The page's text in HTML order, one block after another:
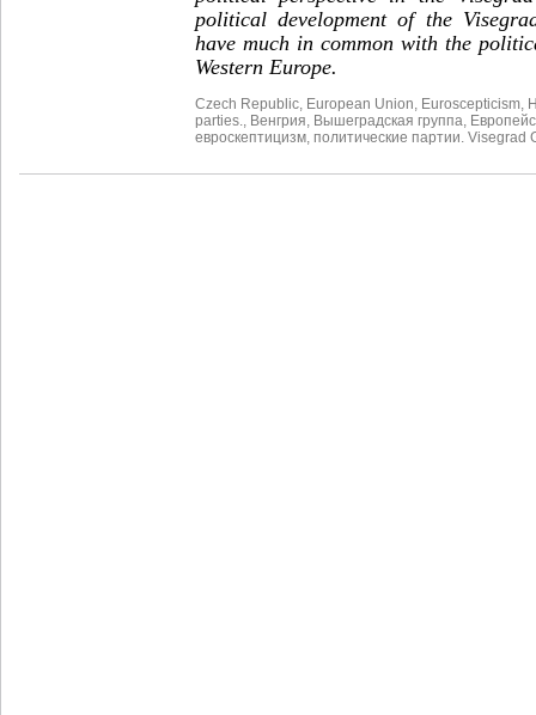
political development of the
have much in common with the
Western Europe.
Czech Republic European Union Euroscepticism
parties.
Венгрия Вышеградская группа
евроскептицизм политические партии. Visegrad